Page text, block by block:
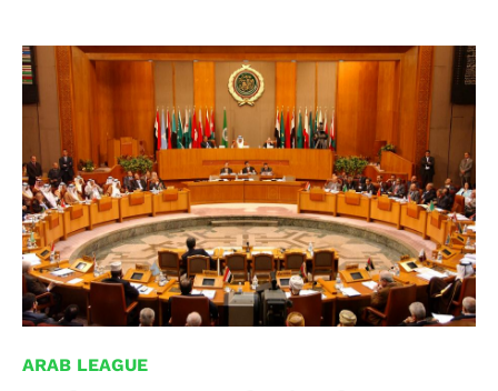
© Look Lex Encyclopaedia
ARAB LEAGUE